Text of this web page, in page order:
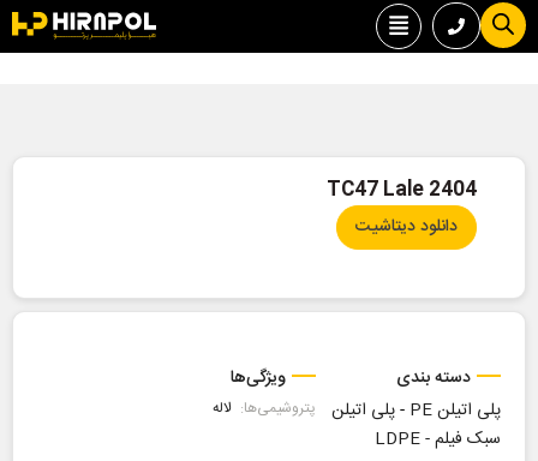
2404 TC47 Lale
دانلود دیتاشیت
دسته بندی
پلی اتیلن PE
-پلی اتیلن
سبک فیلم - LDPE
ویژگی‌ها
پتروشیمی‌ها: لاله